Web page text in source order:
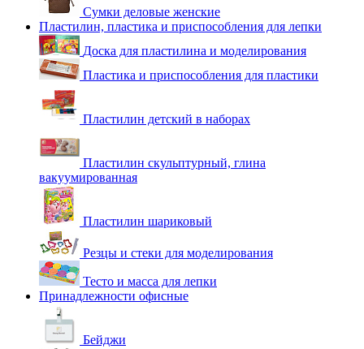
Сумки деловые женские
Пластилин, пластика и приспособления для лепки
Доска для пластилина и моделирования
Пластика и приспособления для пластики
Пластилин детский в наборах
Пластилин скульптурный, глина
вакуумированная
Пластилин шариковый
Резцы и стеки для моделирования
Тесто и масса для лепки
Принадлежности офисные
Бейджи